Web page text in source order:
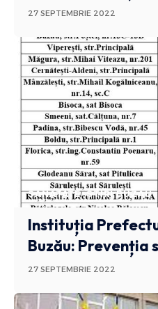
27 SEPTEMBRIE 2022
SANATATE STIRI BUZAU
Instituția
Buzău: Prevenția
27 SEPTEMBRIE 2022